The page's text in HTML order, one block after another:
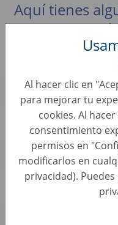
Al hacer clic en
para mejorar tu
cookies. Al
consentimiento
permisos en
modificarlos en
privacidad).
Aquí tienes
que
Atracción y gestión del
AUTO1 Group
Junior
Atracción y gestión del
AUTO1 Group
Junior HR Business